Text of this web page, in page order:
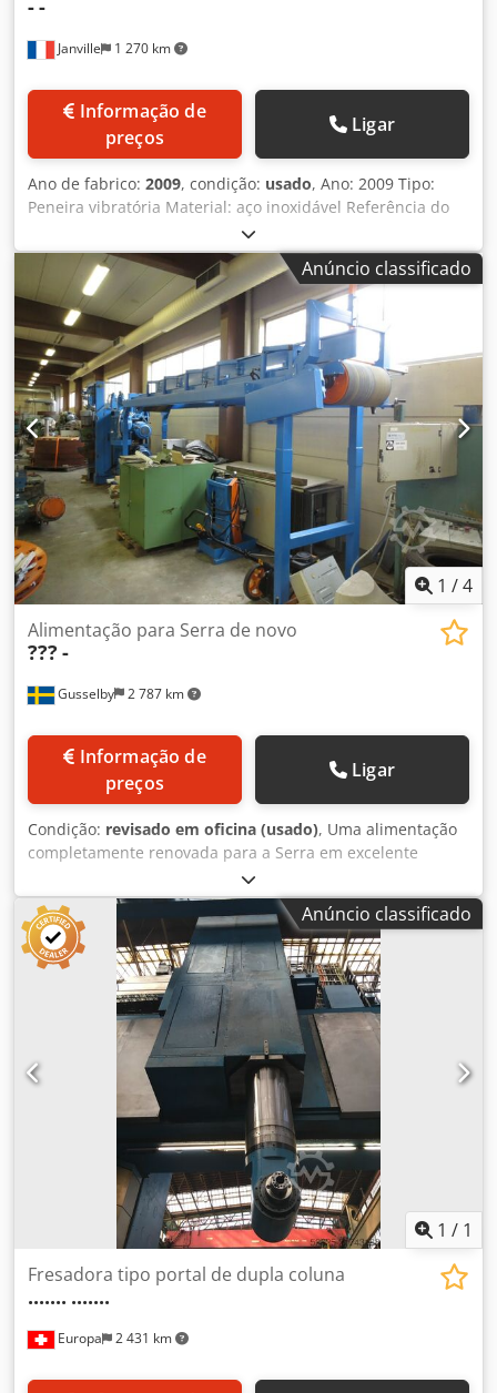
Janville 1 270 km
--
preços
Ligar
Ano de fabrico: 2009, condição: usado, Ano: 2009 Tipo:
Peneira vibratória Material: aço inoxidável Referência do
motor: Elettromeccanica Tarcisio Pugni PVF-F 200
Credpfxsykb U Ne Aaisf Potência do motor: 1,1 kW / 1500
rpm Diâmetro nominal da peneira: 900 mm Sistema de
descolmatagem: bolas Dimensões da máquina: 110 x 130 x
120 cm Plano para substituição da tela: este item pode ser
objeto de orçamento separado.
Anúncio classificado
1 /4
Gusselby 2 787 km
Alimentação para Serra de novo
??? -
preços
Ligar
Condição: revisado em oficina (usado), Uma alimentação
completamente renovada para a Serra em excelente
estado Cedpfx Ashpyaksaierf
Anúncio classificado
1 / 1
Europa 2 431 km
Fresadora tipo portal de dupla coluna
....... .......